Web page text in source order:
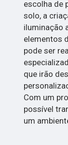
escolha de
solo, a
iluminação
elementos
pode ser
que irão
Com um
possível
um